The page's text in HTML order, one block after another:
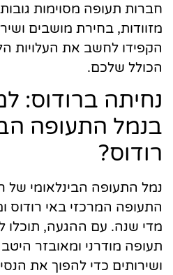
חברות תעופה מסוימות
מזוודות, בחירת מושבים
הקפידו לחשב את העלויות
הכולל שלכם.
נחיתה ברודוס:
בנמל התעופה
רודוס?
נמל התעופה הבינלאומי של
התעופה המרכזי באי רודוס
מדי שנה. עם ההגעה, תוכלו
תעופה מודרני ומאובזר
ושירותים כדי להפוך את